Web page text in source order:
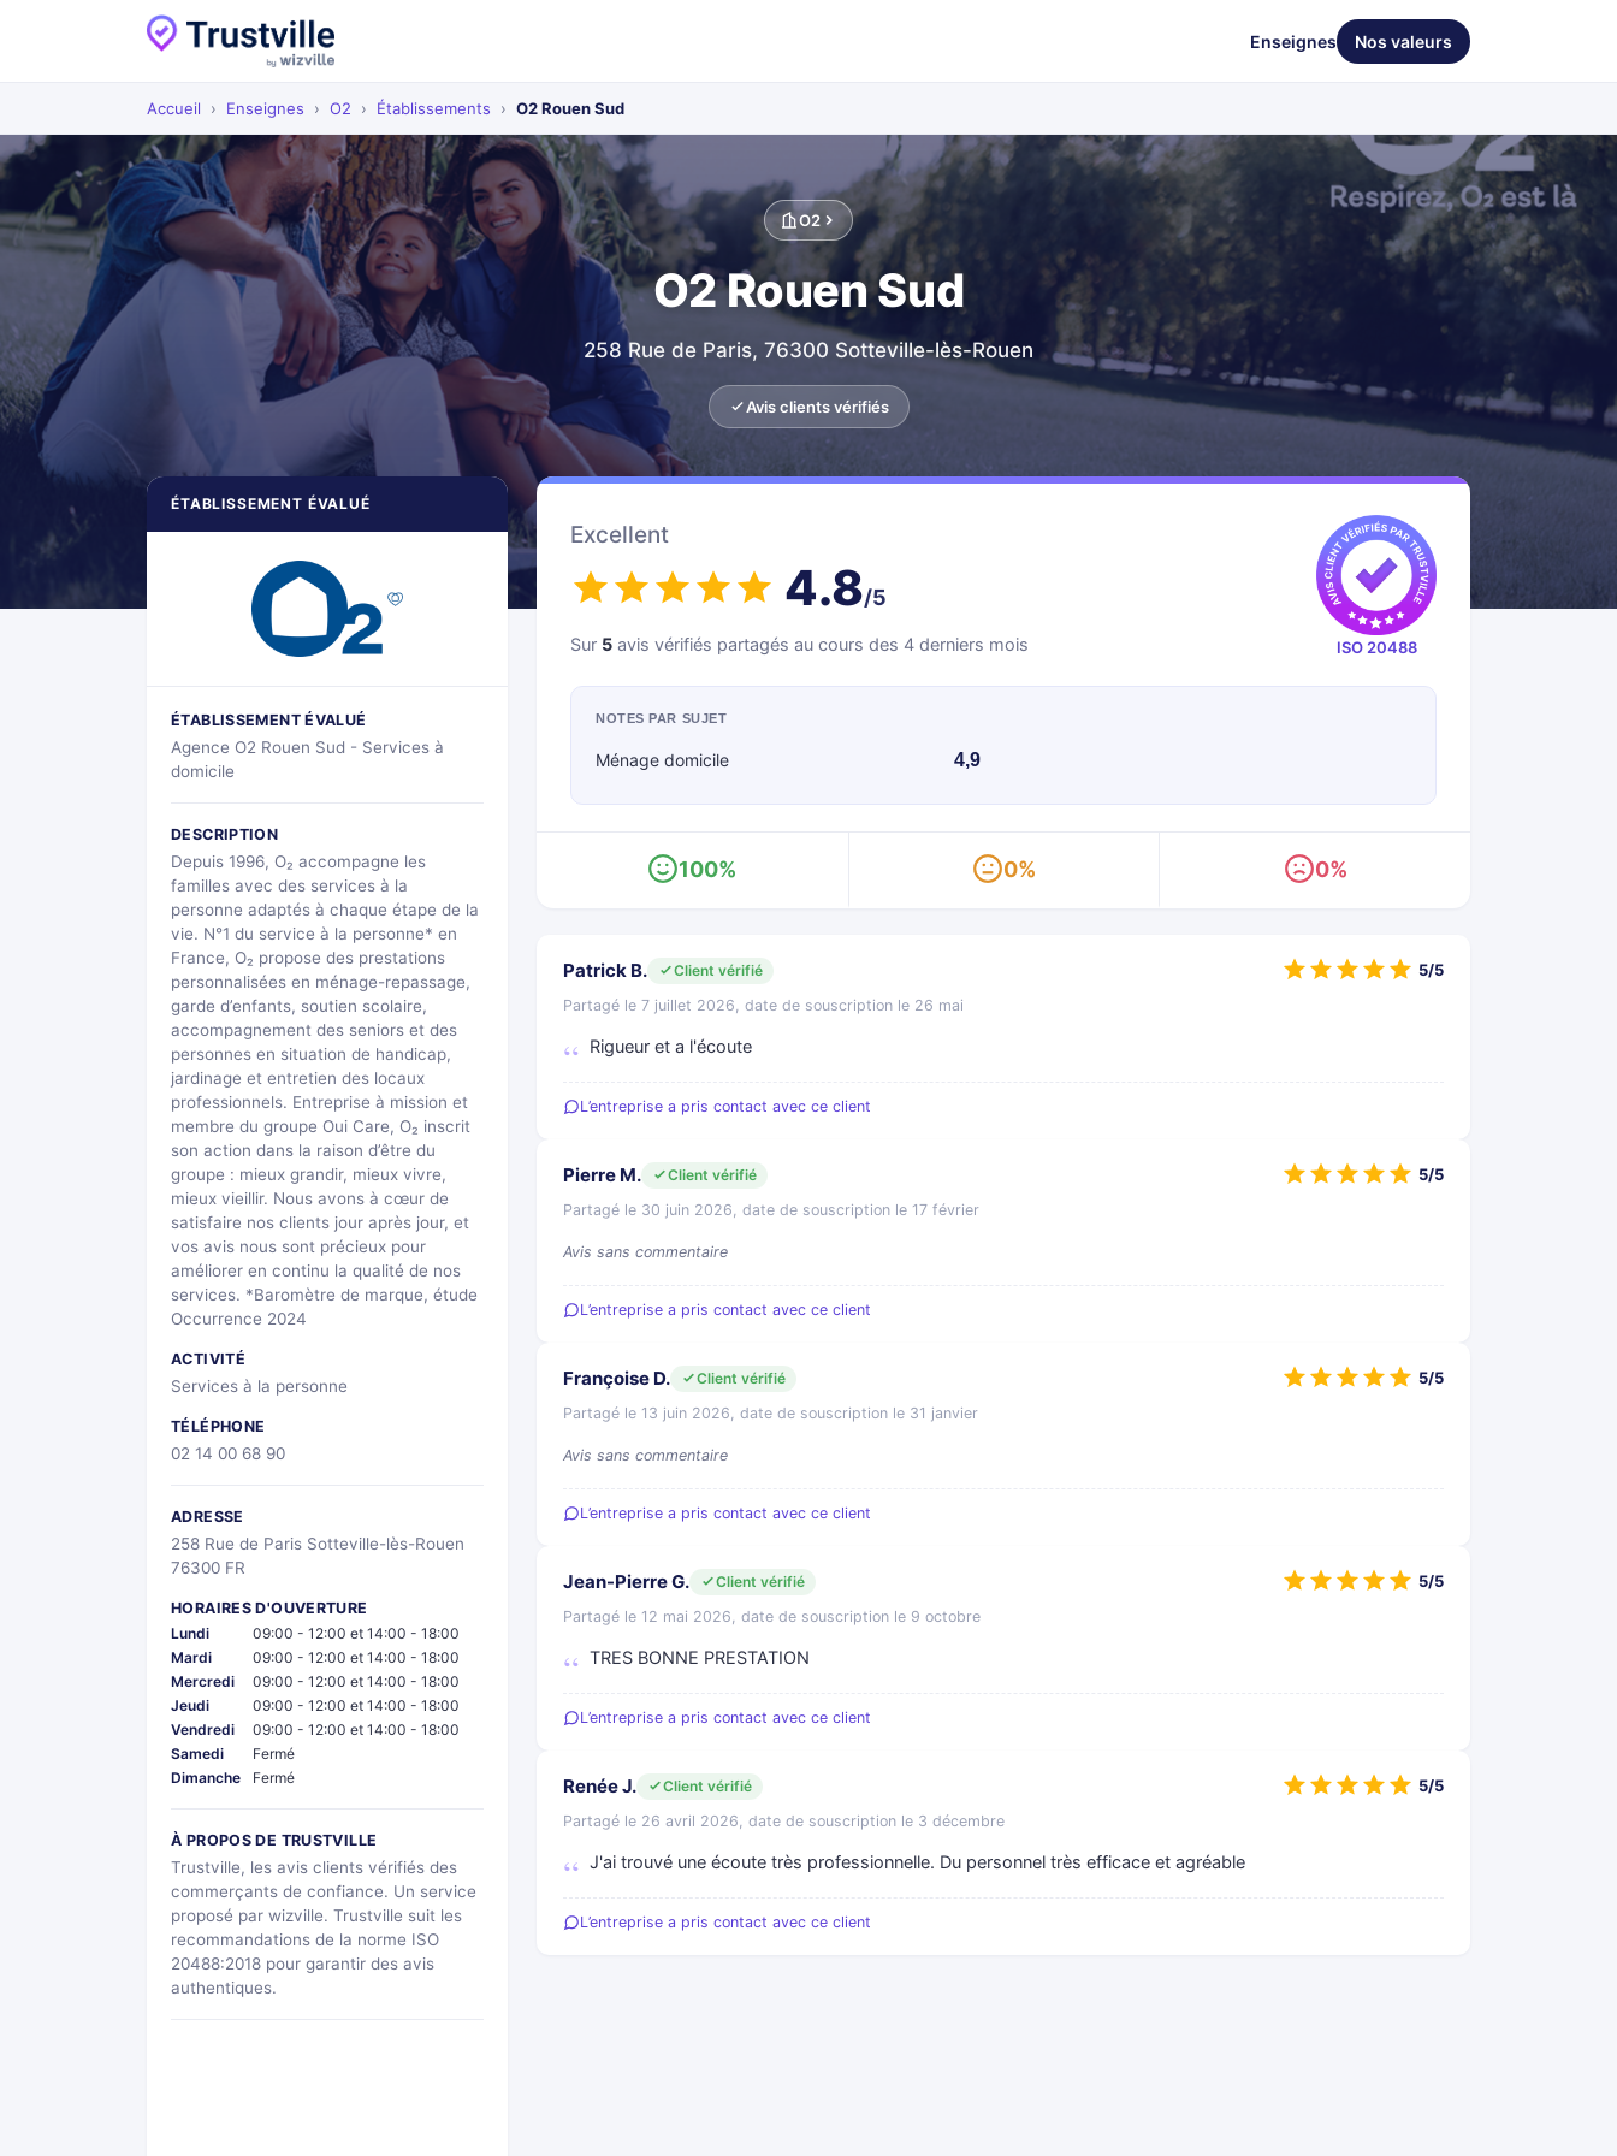
Enseignes Nos valeurs
Accueil › Enseignes › O2 › Établissements › O2 Rouen Sud
O2
O2 Rouen Sud
258 Rue de Paris, 76300 Sotteville-lès-Rouen
Avis clients vérifiés
ÉTABLISSEMENT ÉVALUÉ
ÉTABLISSEMENT ÉVALUÉ
Agence O2 Rouen Sud - Services à
domicile
DESCRIPTION
Depuis 1996, O₂ accompagne les
familles avec des services à la
personne adaptés à chaque étape de la
vie. N°1 du service à la personne* en
France, O₂ propose des prestations
personnalisées en ménage-repassage,
garde d’enfants, soutien scolaire,
accompagnement des seniors et des
personnes en situation de handicap,
jardinage et entretien des locaux
professionnels. Entreprise à mission et
membre du groupe Oui Care, O₂ inscrit
son action dans la raison d’être du
groupe : mieux grandir, mieux vivre,
mieux vieillir. Nous avons à cœur de
satisfaire nos clients jour après jour, et
vos avis nous sont précieux pour
améliorer en continu la qualité de nos
services. *Baromètre de marque, étude
Occurrence 2024
ACTIVITÉ
Services à la personne
TÉLÉPHONE
02 14 00 68 90
ADRESSE
258 Rue de Paris Sotteville-lès-Rouen
76300 FR
HORAIRES D'OUVERTURE
Lundi
09:00 - 12:00 et 14:00 - 18:00
Mardi
09:00 - 12:00 et 14:00 - 18:00
Mercredi
09:00 - 12:00 et 14:00 - 18:00
Jeudi
09:00 - 12:00 et 14:00 - 18:00
Vendredi
09:00 - 12:00 et 14:00 - 18:00
Samedi
Fermé
Dimanche
Fermé
À PROPOS DE TRUSTVILLE
Trustville, les avis clients vérifiés des
commerçants de confiance. Un service
proposé par wizville. Trustville suit les
recommandations de la norme ISO
20488:2018 pour garantir des avis
authentiques.
Excellent
4.8/5
Sur 5 avis vérifiés partagés au cours des 4 derniers mois ISO 20488
NOTES PAR SUJET
Ménage domicile 4,9
100% 0% 0%
Patrick B.
Client vérifié
Partagé le 7 juillet 2026, date de souscription le 26 mai
Rigueur et a l'écoute
5/5
L’entreprise a pris contact avec ce client
Pierre M.
Client vérifié
Partagé le 30 juin 2026, date de souscription le 17 février
Avis sans commentaire
5/5
L’entreprise a pris contact avec ce client
Françoise D.
Client vérifié
Partagé le 13 juin 2026, date de souscription le 31 janvier
Avis sans commentaire
5/5
L’entreprise a pris contact avec ce client
Jean-Pierre G.
Client vérifié
Partagé le 12 mai 2026, date de souscription le 9 octobre
TRES BONNE PRESTATION
5/5
L’entreprise a pris contact avec ce client
Renée J.
Client vérifié
Partagé le 26 avril 2026, date de souscription le 3 décembre
J'ai trouvé une écoute très professionnelle. Du personnel très efficace et agréable
5/5
L’entreprise a pris contact avec ce client